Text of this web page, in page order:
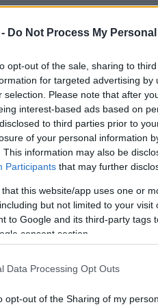
Do Not Process My
opt-out of the sale, sharing to
for targeted advertising
selection. Please note that after
interest-based ads based on
to third parties prior to
of your personal information
This information may also be
Participants that may further
that this website/app uses one or
but not limited to your
to Google and its third-party tags
consent section.
Data Processing Opt Outs
opt-out of the Sharing of my
aki az örök élet
Az általa létrehozott krionika
testet a halál után
reményben, hogy később az
képes lesz kezelni azokat a
a halálhoz vezettek.
A fizikatanárként végzett
szerint az orvostudomány
hogy nemsokára bárkit fel
és kezelni a betegségét.
társadalom számára javasolta
el a tömeges hibernálás
aki 1967-ben hunyt
tárolják.